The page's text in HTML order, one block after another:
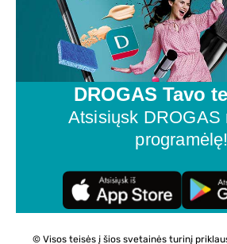
DROGAS Tavo
Atsisiųsk DROGAS
programėlę!
© Visos teisės į šios svetainės turinį